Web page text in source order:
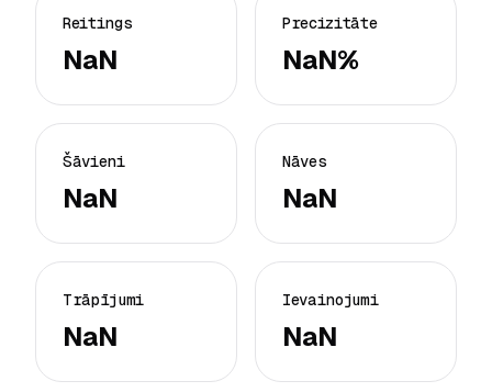
Reitings
NaN
Precizitāte
NaN%
Šāvieni
NaN
Nāves
NaN
Trāpījumi
NaN
Ievainojumi
NaN